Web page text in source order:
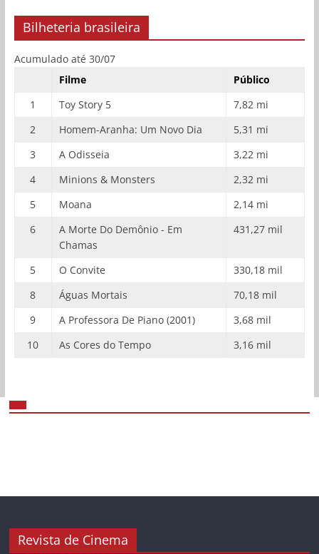
Bilheteria brasileira
Acumulado até 30/07
Filme
Público
1
Toy Story 5
7,82 mi
2
Homem-Aranha: Um Novo Dia
5,31 mi
3
A Odisseia
3,22 mi
4
Minions & Monsters
2,32 mi
5
Moana
2,14 mi
6
A Morte Do Demônio - Em
Chamas
431,27 mil
5 O Convite
330,18 mil
8
Águas Mortais
70,18 mil
9
A Professora De Piano (2001)
3,68 mil
10
As Cores do Tempo 3,16 mil
Revista de Cinema